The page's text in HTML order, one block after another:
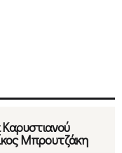
Μπρουτζάκη